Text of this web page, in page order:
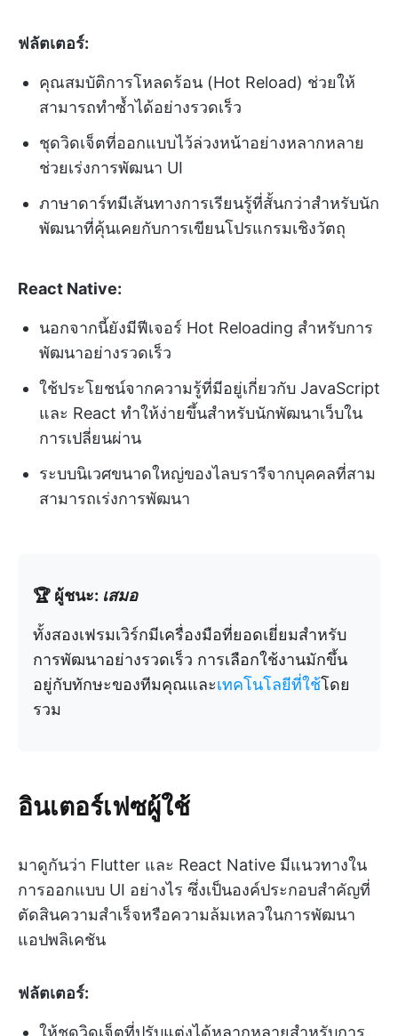
ฟลัตเตอร์:
คุณสมบัติการโหลดร้อน (Hot Reload) ช่วยให้
สามารถทำซ้ำได้อย่างรวดเร็ว
ชุดวิดเจ็ตที่ออกแบบไว้ล่วงหน้าอย่างหลากหลาย
ช่วยเร่งการพัฒนา UI
ภาษาดาร์ทมีเส้นทางการเรียนรู้ที่สั้นกว่าสำหรับนัก
พัฒนาที่คุ้นเคยกับการเขียนโปรแกรมเชิงวัตถุ
React Native:
นอกจากนี้ยังมีฟีเจอร์ Hot Reloading สำหรับการ
พัฒนาอย่างรวดเร็ว
ใช้ประโยชน์จากความรู้ที่มีอยู่เกี่ยวกับ JavaScript
และ React ทำให้ง่ายขึ้นสำหรับนักพัฒนาเว็บใน
การเปลี่ยนผ่าน
ระบบนิเวศขนาดใหญ่ของไลบรารีจากบุคคลที่สาม
สามารถเร่งการพัฒนา
🏆 ผู้ชนะ: เสมอ
ทั้งสองเฟรมเวิร์กมีเครื่องมือที่ยอดเยี่ยมสำหรับ
การพัฒนาอย่างรวดเร็ว การเลือกใช้งานมักขึ้น
อยู่กับทักษะของทีมคุณและเทคโนโลยีที่ใช้โดย
รวม
อินเตอร์เฟซผู้ใช้
มาดูกันว่า Flutter และ React Native มีแนวทางใน
การออกแบบ UI อย่างไร ซึ่งเป็นองค์ประกอบสำคัญที่
ตัดสินความสำเร็จหรือความล้มเหลวในการพัฒนา
แอปพลิเคชัน
ฟลัตเตอร์:
ให้ชุดวิดเจ็ตที่ปรับแต่งได้หลากหลายสำหรับการ